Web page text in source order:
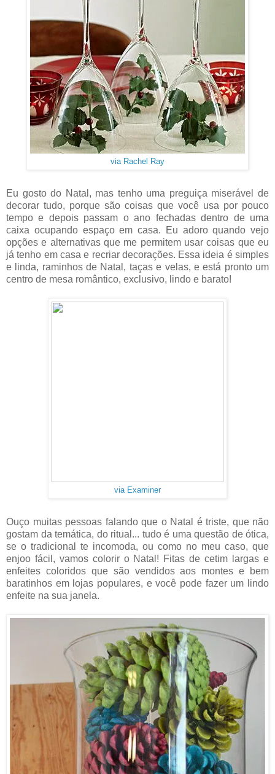
via Rachel Ray
Eu gosto do Natal, mas tenho uma preguiça miserável de
decorar tudo, porque são coisas que você usa por pouco
tempo e depois passam o ano fechadas dentro de uma
caixa ocupando espaço em casa. Eu adoro quando vejo
opções e alternativas que me permitem usar coisas que eu
já tenho em casa e recriar decorações. Essa ideia é simples
e linda, raminhos de Natal, taças e velas, e está pronto um
centro de mesa romântico, exclusivo, lindo e barato!
via Examiner
Ouço muitas pessoas falando que o Natal é triste, que não
gostam da temática, do ritual... tudo é uma questão de ótica,
se o tradicional te incomoda, ou como no meu caso, que
enjoo fácil, vamos colorir o Natal! Fitas de cetim largas e
enfeites coloridos que são vendidos aos montes e bem
baratinhos em lojas populares, e você pode fazer um lindo
enfeite na sua janela.